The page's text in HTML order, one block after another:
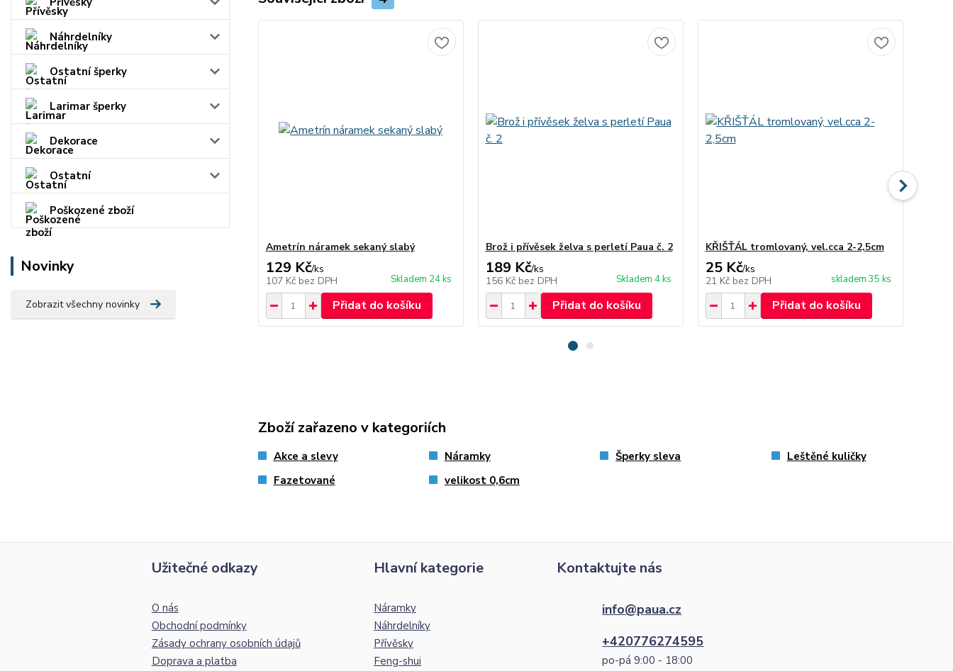
Náhrdelníky
Ostatní šperky
Larimar šperky
Dekorace
Ostatní
Poškozené zboží
Novinky
Zobrazit všechny novinky
Ametrín náramek sekaný slabý
129 Kč/ks
107 Kč bez DPH Skladem 24 ks
Přidat do košíku
Brož i přívěsek želva s perletí Paua č. 2
189 Kč/ks
156 Kč bez DPH Skladem 4 ks
Přidat do košíku
KŘIŠŤÁL tromlovaný, vel.cca 2-2,5cm
25 Kč/ks
21 Kč bez DPH skladem 35 ks
Přidat do košíku
Zboží zařazeno v kategoriích
Akce a slevy Náramky Šperky sleva
Leštěné kuličky
Fazetované
velikost 0,6cm
Užitečné odkazy
O nás
Obchodní podmínky
Zásady ochrany osobních údajů
Doprava a platba
Hlavní kategorie
Náramky
Náhrdelníky
Přívěsky
Feng-shui
Kontaktujte nás
info@paua.cz
+420776274595
po-pá 9:00 - 18:00